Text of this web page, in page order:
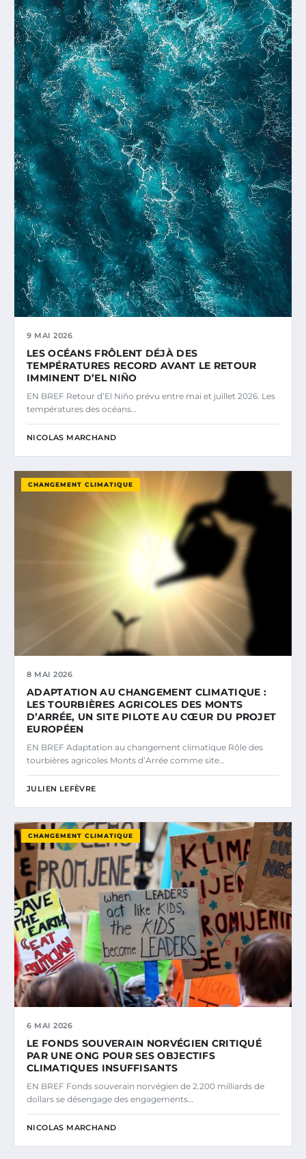
9 MAI 2026
LES OCÉANS FRÔLENT DÉJÀ DES
TEMPÉRATURES RECORD AVANT LE RETOUR
IMMINENT D’EL NIÑO
EN BREF Retour d’El Niño prévu entre mai et juillet 2026. Les
températures des océans…
NICOLAS MARCHAND
CHANGEMENT CLIMATIQUE
8 MAI 2026
ADAPTATION AU CHANGEMENT CLIMATIQUE :
LES TOURBIÈRES AGRICOLES DES MONTS
D’ARRÉE, UN SITE PILOTE AU CŒUR DU PROJET
EUROPÉEN
EN BREF Adaptation au changement climatique Rôle des
tourbières agricoles Monts d’Arrée comme site…
JULIEN LEFÈVRE
CHANGEMENT CLIMATIQUE
6 MAI 2026
LE FONDS SOUVERAIN NORVÉGIEN CRITIQUÉ
PAR UNE ONG POUR SES OBJECTIFS
CLIMATIQUES INSUFFISANTS
EN BREF Fonds souverain norvégien de 2.200 milliards de
dollars se désengage des engagements…
NICOLAS MARCHAND